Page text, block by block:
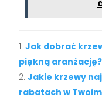
Jak dobrać
piękną aranżację?
Jakie krzewy
rabatach w